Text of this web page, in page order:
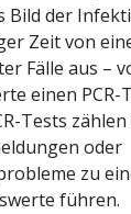
Bild der
Zeit von
Fälle aus –
einen PCR-
Tests
oder
zu
führen.